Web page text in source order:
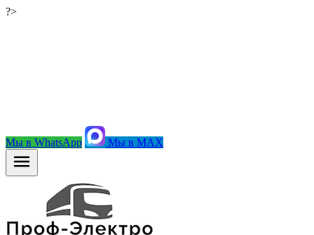
?>
Мы в WhatsApp Мы в MAX